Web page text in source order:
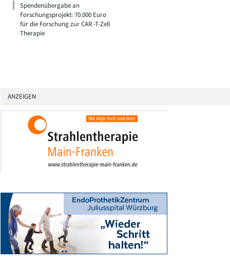
Spendenübergabe an
Forschungsprojekt: 70.000 Euro
für die Forschung zur CAR -T-Zell
Therapie
ANZEIGEN